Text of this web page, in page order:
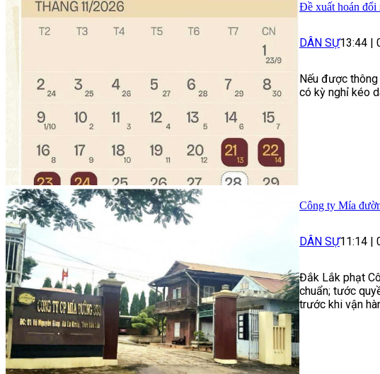
Đề xuất hoán đổi
DÂN SỰ13:44
Nếu được
có kỳ nghỉ kéo
Công ty Mía
DÂN SỰ11:14 |
Đắk Lắk phạt
chuẩn; tước
trước khi vận